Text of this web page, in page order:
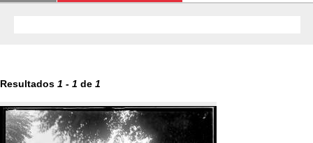
Resultados 1 - 1 de 1